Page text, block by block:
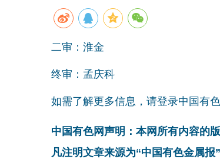
二审：淮金
终审：孟庆科
如需了解更多信息，请登录中国有色
中国有色网声明：本网所有内容的
凡注明文章来源为“中国有色金属